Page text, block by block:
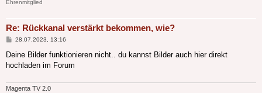
Ehrenmitglied
Re: Rückkanal verstärkt bekommen, wie?
Beitrag
28.07.2023, 13:16
Deine Bilder funktionieren nicht.. du kannst Bilder auch hier direkt
hochladen im Forum
Magenta TV 2.0